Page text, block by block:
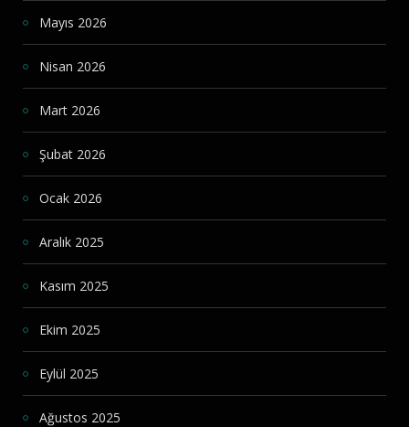
Mayıs 2026
Nisan 2026
Mart 2026
Şubat 2026
Ocak 2026
Aralık 2025
Kasım 2025
Ekim 2025
Eylül 2025
Ağustos 2025